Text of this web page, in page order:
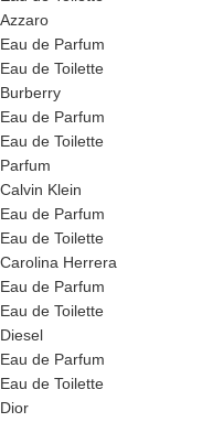
Azzaro
Eau de Parfum
Eau de Toilette
Burberry
Eau de Parfum
Eau de Toilette
Parfum
Calvin Klein
Eau de Parfum
Eau de Toilette
Carolina Herrera
Eau de Parfum
Eau de Toilette
Diesel
Eau de Parfum
Eau de Toilette
Dior